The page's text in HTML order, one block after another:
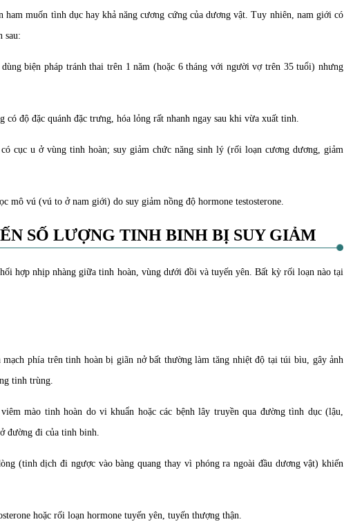
muốn tình dục hay khả năng cương cứng của dương vật. Tuy nhiên, nam giới có
sau:
biện pháp tránh thai trên 1 năm (hoặc 6 tháng với người vợ trên 35 tuổi) nhưng
có độ đặc quánh đặc trưng, hóa lỏng rất nhanh ngay sau khi vừa xuất tinh.
cục u ở vùng tinh hoàn; suy giảm chức năng sinh lý (rối loạn cương dương, giảm
mô vú (vú to ở nam giới) do suy giảm nồng độ hormone testosterone.
SỐ LƯỢNG TINH BINH BỊ SUY GIẢM
hợp nhịp nhàng giữa tinh hoàn, vùng dưới đồi và tuyến yên. Bất kỳ rối loạn nào tại
phía trên tinh hoàn bị giãn nở bất thường làm tăng nhiệt độ tại túi bìu, gây ảnh
tinh trùng.
mào tinh hoàn do vi khuẩn hoặc các bệnh lây truyền qua đường tình dục (lậu,
đường đi của tinh binh.
(tinh dịch đi ngược vào bàng quang thay vì phóng ra ngoài đầu dương vật) khiến
hoặc rối loạn hormone tuyến yên, tuyến thượng thận.